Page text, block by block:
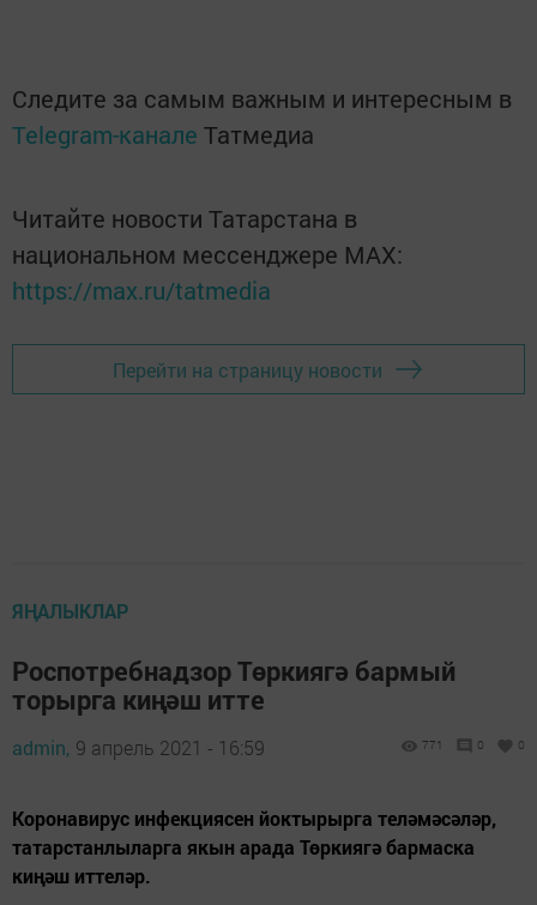
Следите за самым важным и интересным в
Telegram-канале Татмедиа
Читайте новости Татарстана в
национальном мессенджере MАХ:
https://max.ru/tatmedia
Перейти на страницу новости
ЯҢАЛЫКЛАР
Роспотребнадзор Төркиягә бармый
торырга киңәш итте
admin, 9 апрель 2021 - 16:59 771 0 0
Коронавирус инфекциясен йоктырырга теләмәсәләр,
татарстанлыларга якын арада Төркиягә бармаска
киңәш иттеләр.